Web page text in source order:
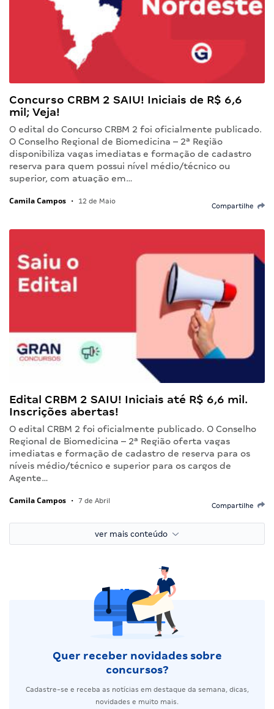
Concurso CRBM 2 SAIU! Iniciais de R$ 6,6
mil; Veja!
O edital do Concurso CRBM 2 foi oficialmente publicado.
O Conselho Regional de Biomedicina – 2ª Região
disponibiliza vagas imediatas e formação de cadastro
reserva para quem possui nível médio/técnico ou
superior, com atuação em…
Camila Campos • 12 de Maio
Compartilhe
Edital CRBM 2 SAIU! Iniciais até R$ 6,6 mil.
Inscrições abertas!
O edital CRBM 2 foi oficialmente publicado. O Conselho
Regional de Biomedicina – 2ª Região oferta vagas
imediatas e formação de cadastro de reserva para os
níveis médio/técnico e superior para os cargos de
Agente…
Camila Campos • 7 de Abril
Compartilhe
ver mais conteúdo
Quer receber novidades sobre
concursos?
Cadastre-se e receba as notícias em destaque da semana, dicas,
novidades e muito mais.